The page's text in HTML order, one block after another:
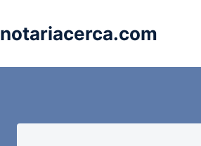
notariacerca.com